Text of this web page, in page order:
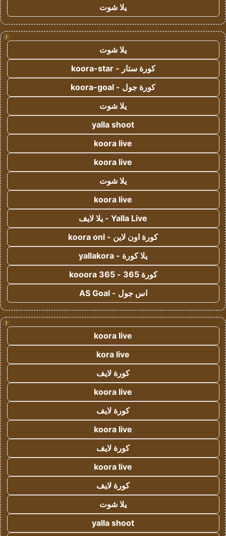
يلا شوت
!
يلا شوت
كورة ستار - koora-star
كورة جول - koora-goal
يلا شوت
yalla shoot
koora live
koora live
يلا شوت
koora live
Yalla Live - يلا لايف
كورة اون لاين - koora onl
يلا كورة - yallakora
كورة 365 - kooora 365
اس جول - AS Goal
!
koora live
kora live
كورة لايف
koora live
كورة لايف
koora live
كورة لايف
koora live
كورة لايف
يلا شوت
yalla shoot